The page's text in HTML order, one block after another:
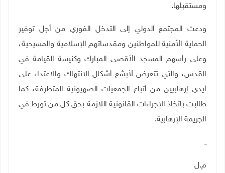
ومستقبلها.
ودعت المجتمع الدولي إلى التدخل الفوري من أجل توفير
الحماية الأمنية للمواطنين ومقدساتهم الإسلامية والمسيحية،
وعلى رأسهم المسجد الأقصى المبارك وكنيسة القيامة في
القدس، والتي تتعرض لأبشع أشكال الانتهاك والاعتداء على
أيدي إرهابيين من أتباع الجمعيات الصهيونية المتطرفة، كما
طالبت باتخاذ الإجراءات القانونية اللازمة بحق كل من تورط في
الجريمة الإرهابية.
ــ
م.ل